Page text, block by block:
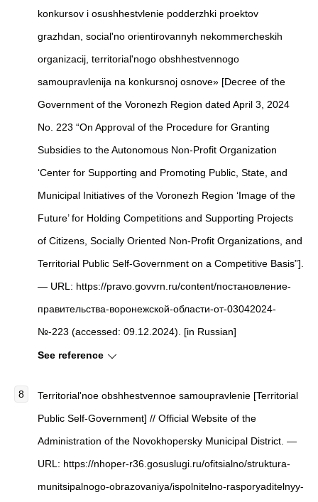
konkursov i osushhestvlenie podderzhki proektov
grazhdan, social'no orientirovannyh nekommercheskih
organizacij, territorial'nogo obshhestvennogo
samoupravlenija na konkursnoj osnove» [Decree of the
Government of the Voronezh Region dated April 3, 2024
No. 223 “On Approval of the Procedure for Granting
Subsidies to the Autonomous Non-Profit Organization
‘Center for Supporting and Promoting Public, State, and
Municipal Initiatives of the Voronezh Region ‘Image of the
Future’ for Holding Competitions and Supporting Projects
of Citizens, Socially Oriented Non-Profit Organizations, and
Territorial Public Self-Government on a Competitive Basis”].
— URL: https://pravo.govvrn.ru/content/постановление-
правительства-воронежской-области-от-03042024-
№-223 (accessed: 09.12.2024). [in Russian]
See reference
Territorial'noe obshhestvennoe samoupravlenie [Territorial
Public Self-Government] // Official Website of the
Administration of the Novokhopersky Municipal District. —
URL: https://nhoper-r36.gosuslugi.ru/ofitsialno/struktura-
munitsipalnogo-obrazovaniya/ispolnitelno-rasporyaditelnyy-